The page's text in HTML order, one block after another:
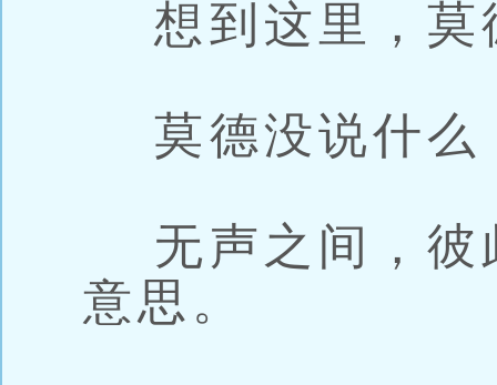
想到这里，莫
莫德没说什么
无声之间，彼
意思。